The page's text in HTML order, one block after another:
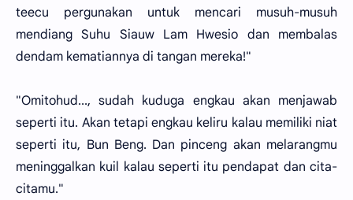
teecu pergunakan untuk mencari musuh-musuh
mendiang Suhu Siauw Lam Hwesio dan membalas
dendam kematiannya di tangan mereka!"
"Omitohud..., sudah kuduga engkau akan menjawab
seperti itu. Akan tetapi engkau keliru kalau memiliki niat
seperti itu, Bun Beng. Dan pinceng akan melarangmu
meninggalkan kuil kalau seperti itu pendapat dan cita-
citamu."